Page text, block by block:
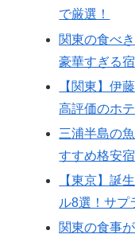
で厳選！
関東の食べ
豪華すぎる
【関東】伊
高評価のホ
三浦半島の
すすめ格安宿
【東京】誕
ル8選！サプ
関東の食事